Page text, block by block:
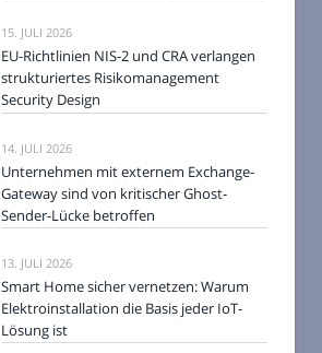
15. JULI 2026
EU-Richtlinien NIS-2 und CRA verlangen
strukturiertes Risikomanagement
Security Design
14. JULI 2026
Unternehmen mit externem Exchange-
Gateway sind von kritischer Ghost-
Sender-Lücke betroffen
13. JULI 2026
Smart Home sicher vernetzen: Warum
Elektroinstallation die Basis jeder IoT-
Lösung ist